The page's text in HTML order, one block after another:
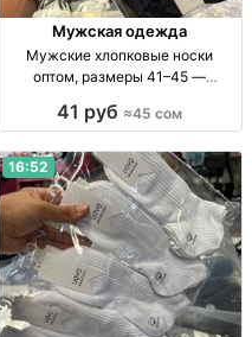
Мужская одежда
Мужские хлопковые носки
оптом, размеры 41–45 —
носки, р-р 41–45, уп. 10 шт., опт,
41 руб ≈45 сом
16:52